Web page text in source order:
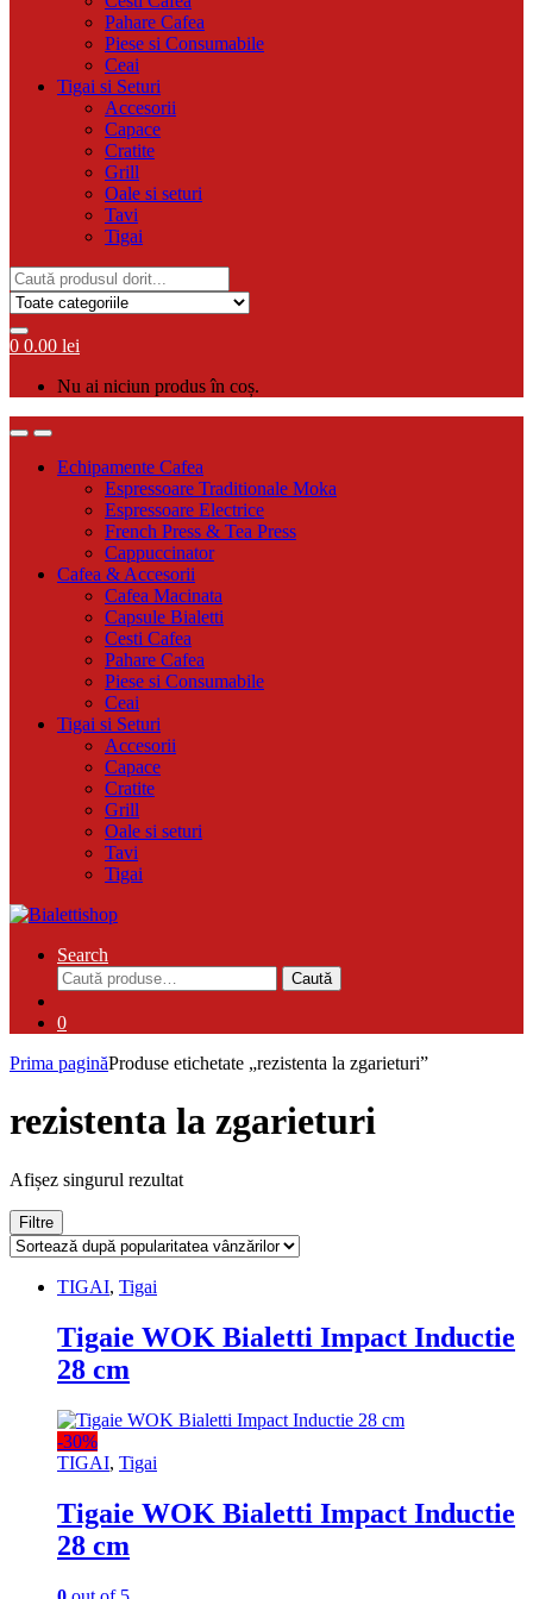
Pahare Cafea
Piese si Consumabile
Ceai
Tigai si Seturi
Accesorii
Capace
Cratite
Grill
Oale si seturi
Tavi
Tigai
Search
for:
0 0.00 lei
Nu ai niciun produs în coș.
Echipamente Cafea
Espressoare Traditionale Moka
Espressoare Electrice
French Press & Tea Press
Cappuccinator
Cafea & Accesorii
Cafea Macinata
Capsule Bialetti
Cesti Cafea
Pahare Cafea
Piese si Consumabile
Ceai
Tigai si Seturi
Accesorii
Capace
Cratite
Grill
Oale si seturi
Tavi
Tigai
Search
Caută
după:
Caută
0
Prima paginăProduse etichetate „rezistenta la zgarieturi”
rezistenta la zgarieturi
Afișez singurul rezultat
Filtre
TIGAI, Tigai
Tigaie WOK Bialetti Impact Inductie
28 cm
-30%
TIGAI, Tigai
Tigaie WOK Bialetti Impact Inductie
28 cm